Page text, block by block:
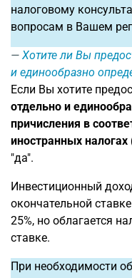
налоговому
вопросам в Вашем
Хотите ли Вы
и единообразно
Если Вы хотите
отдельно и
причисления в
иностранных налогах
"да".
Инвестиционный
окончательной
25%, но облагается
ставке.
При необходимости